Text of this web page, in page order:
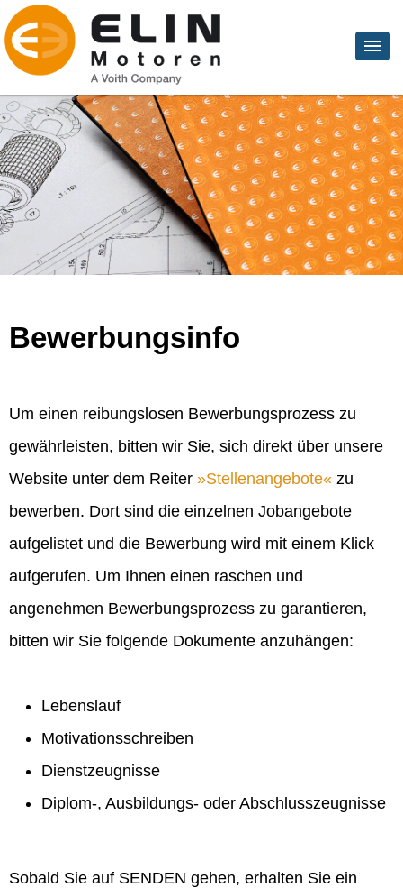
Bewerbungsinfo
Um einen reibungslosen Bewerbungsprozess zu
gewährleisten, bitten wir Sie, sich direkt über unsere
Website unter dem Reiter
Stellenangebote
zu
bewerben. Dort sind die einzelnen Jobangebote
aufgelistet und die Bewerbung wird mit einem Klick
aufgerufen. Um Ihnen einen raschen und
angenehmen Bewerbungsprozess zu garantieren,
bitten wir Sie folgende Dokumente anzuhängen:
Lebenslauf
Motivationsschreiben
Dienstzeugnisse
Diplom-, Ausbildungs- oder Abschlusszeugnisse
Sobald Sie auf SENDEN gehen, erhalten Sie ein